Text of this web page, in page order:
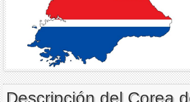
Descripción del Corea